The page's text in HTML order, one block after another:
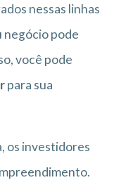
nessas linhas
negócio pode
você pode
para sua
os investidores